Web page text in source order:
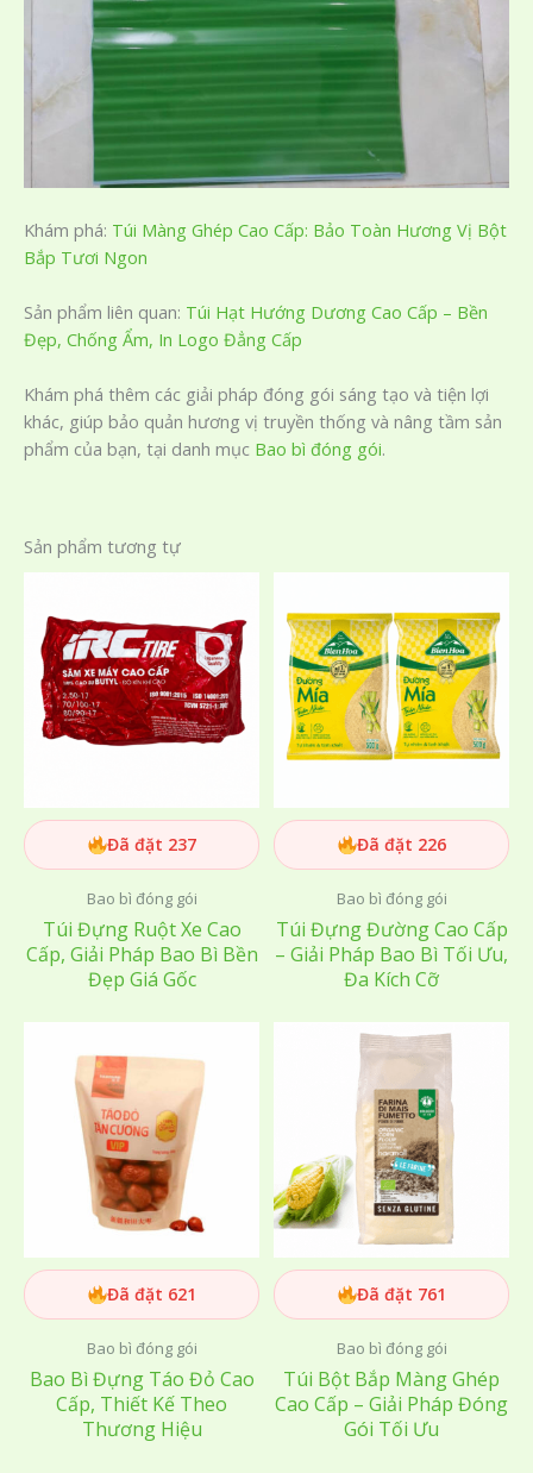
Khám phá: Túi Màng Ghép Cao Cấp: Bảo Toàn Hương Vị Bột
Bắp Tươi Ngon
Sản phẩm liên quan: Túi Hạt Hướng Dương Cao Cấp – Bền
Đẹp, Chống Ẩm, In Logo Đẳng Cấp
Khám phá thêm các giải pháp đóng gói sáng tạo và tiện lợi
khác, giúp bảo quản hương vị truyền thống và nâng tầm sản
phẩm của bạn, tại danh mục Bao bì đóng gói.
Sản phẩm tương tự
Đã đặt 237
Bao bì đóng gói
Túi Đựng Ruột Xe Cao
Cấp, Giải Pháp Bao Bì Bền
Đẹp Giá Gốc
Đã đặt 226
Bao bì đóng gói
Túi Đựng Đường Cao Cấp
– Giải Pháp Bao Bì Tối Ưu,
Đa Kích Cỡ
Đã đặt 621
Bao bì đóng gói
Bao Bì Đựng Táo Đỏ Cao
Cấp, Thiết Kế Theo
Thương Hiệu
Đã đặt 761
Bao bì đóng gói
Túi Bột Bắp Màng Ghép
Cao Cấp – Giải Pháp Đóng
Gói Tối Ưu